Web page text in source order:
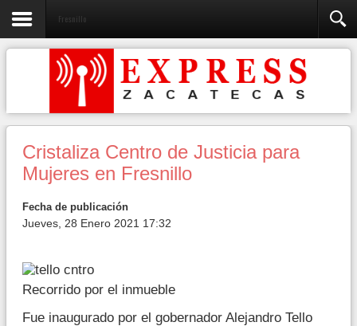
Fresnillo
Cristaliza Centro de Justicia para
Mujeres en Fresnillo
Fecha de publicación
Jueves, 28 Enero 2021 17:32
Recorrido por el inmueble
Fue inaugurado por el gobernador Alejandro Tello